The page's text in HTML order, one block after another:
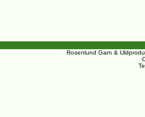
Rosenlund Garn &